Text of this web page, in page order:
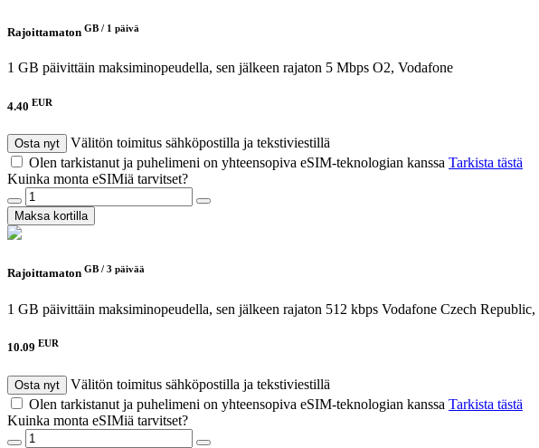
Rajoittamaton GB / 1 päivä
1 GB päivittäin maksiminopeudella, sen jälkeen rajaton 5 Mbps O2, Vodafone
4.40 EUR
Osta nyt
Välitön toimitus sähköpostilla ja tekstiviestillä
Olen tarkistanut ja puhelimeni on yhteensopiva eSIM-teknologian kanssa Tarkista tästä
Kuinka monta eSIMiä tarvitset?
Maksa kortilla
Rajoittamaton GB / 3 päivää
1 GB päivittäin maksiminopeudella, sen jälkeen rajaton 512 kbps Vodafone Czech
10.09 EUR
Osta nyt
Välitön toimitus sähköpostilla ja tekstiviestillä
Olen tarkistanut ja puhelimeni on yhteensopiva eSIM-teknologian kanssa Tarkista tästä
Kuinka monta eSIMiä tarvitset?